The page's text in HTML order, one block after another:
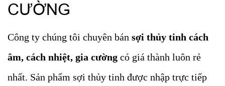
CƯỜNG
Công ty chúng tôi chuyên bán sợi thủy tinh cách
âm, cách nhiệt, gia cường có giá thành luôn rẻ
nhất. Sản phẩm sợi thủy tinh được nhập trực tiếp